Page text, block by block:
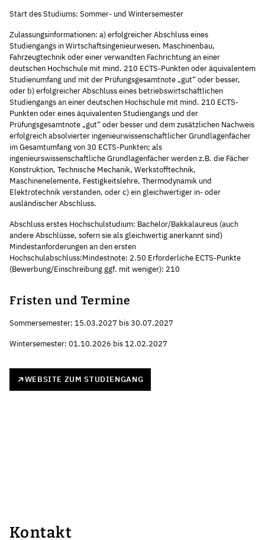
Start des Studiums: Sommer- und Wintersemester
Zulassungsinformationen: a) erfolgreicher Abschluss eines
Studiengangs in Wirtschaftsingenieurwesen, Maschinenbau,
Fahrzeugtechnik oder einer verwandten Fachrichtung an einer
deutschen Hochschule mit mind. 210 ECTS-Punkten oder äquivalentem
Studienumfang und mit der Prüfungsgesamtnote „gut“ oder besser,
oder b) erfolgreicher Abschluss eines betriebswirtschaftlichen
Studiengangs an einer deutschen Hochschule mit mind. 210 ECTS-
Punkten oder eines äquivalenten Studiengangs und der
Prüfungsgesamtnote „gut“ oder besser und dem zusätzlichen Nachweis
erfolgreich absolvierter ingenieurwissenschaftlicher Grundlagenfächer
im Gesamtumfang von 30 ECTS-Punkten; als
ingenieurswissenschaftliche Grundlagenfächer werden z.B. die Fächer
Konstruktion, Technische Mechanik, Werkstofftechnik,
Maschinenelemente, Festigkeitslehre, Thermodynamik und
Elektrotechnik verstanden, oder c) ein gleichwertiger in- oder
ausländischer Abschluss.
Abschluss erstes Hochschulstudium: Bachelor/Bakkalaureus (auch
andere Abschlüsse, sofern sie als gleichwertig anerkannt sind)
Mindestanforderungen an den ersten
Hochschulabschluss:Mindestnote: 2.50 Erforderliche ECTS-Punkte
(Bewerbung/Einschreibung ggf. mit weniger): 210
Fristen und Termine
Sommersemester: 15.03.2027 bis 30.07.2027
Wintersemester: 01.10.2026 bis 12.02.2027
WEBSITE ZUM STUDIENGANG
Kontakt